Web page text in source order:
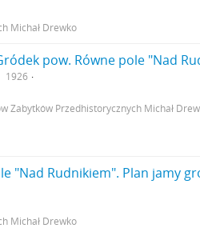
Michał Drewko
1926
Zabytków Przedhistorycznych Michał
Michał Drewko